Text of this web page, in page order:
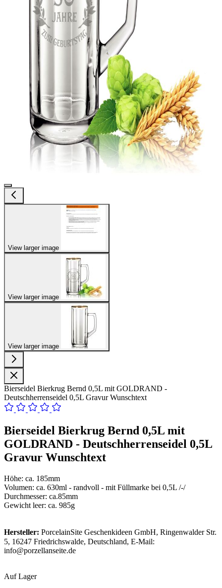
View larger image
View larger image
View larger image
Bierseidel Bierkrug Bernd 0,5L mit GOLDRAND -
Deutschherrenseidel 0,5L Gravur Wunschtext
Bierseidel Bierkrug Bernd 0,5L mit
GOLDRAND - Deutschherrenseidel 0,5L
Gravur Wunschtext
Höhe: ca. 185mm
Volumen: ca. 630ml - randvoll - mit Füllmarke bei 0,5L /-/
Durchmesser: ca.85mm
Gewicht leer: ca. 985g
Hersteller: PorcelainSite Geschenkideen GmbH, Ringenwalder Str.
5, 16247 Friedrichswalde, Deutschland, E-Mail:
info@porzellanseite.de
Auf Lager